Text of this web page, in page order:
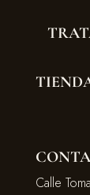
Calle